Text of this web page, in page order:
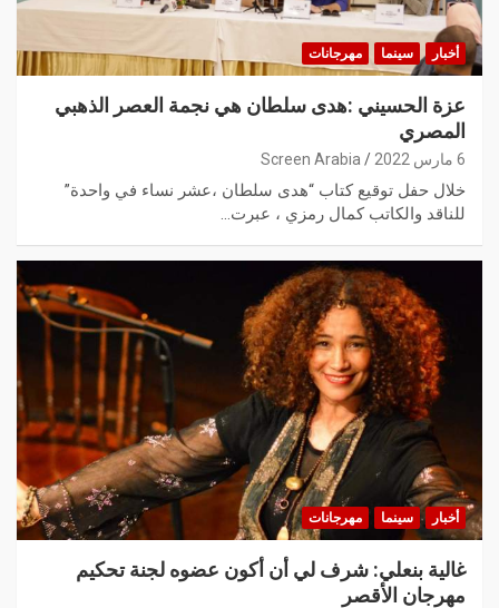
أخبار سينما مهرجانات
عزة الحسيني :هدى سلطان هي نجمة العصر الذهبي
المصري
6 مارس 2022 Screen Arabia
خلال حفل توقيع كتاب “هدى سلطان ،عشر نساء في واحدة”
للناقد والكاتب كمال رمزي ، عبرت…
أخبار سينما مهرجانات
غالية بنعلي: شرف لي أن أكون عضوه لجنة تحكيم
مهرجان الأقصر